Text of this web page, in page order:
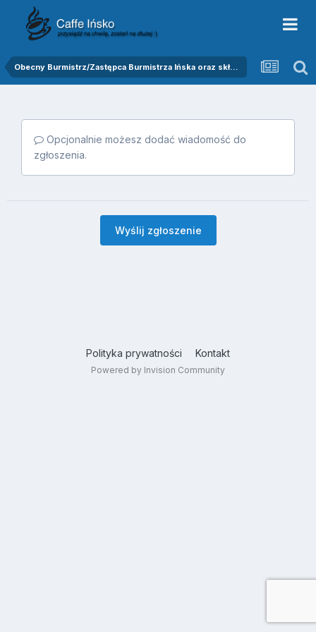
Obecny Burmistrz/Zastępca Burmistrza Ińska oraz skład Rady Miejskiej
Opcjonalnie możesz dodać wiadomość do
zgłoszenia.
Wyślij zgłoszenie
Polityka prywatności Kontakt
Powered by Invision Community